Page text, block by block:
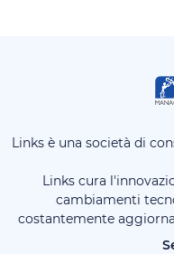
Links è una società di
Links cura
cambiamenti
costantemente